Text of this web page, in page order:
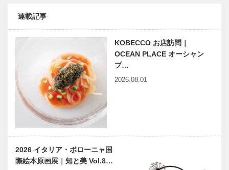
連載記事
KOBECCO お店訪問｜
OCEAN PLACE オーシャン
プ…
2026.08.01
2026 イタリア・ボローニャ国
際絵本原画展｜知と美 Vol.8…